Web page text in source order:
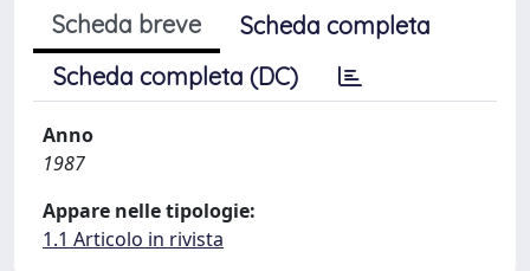
Scheda breve
Scheda completa
Scheda completa (DC)
Anno
1987
Appare nelle tipologie:
1.1 Articolo in rivista